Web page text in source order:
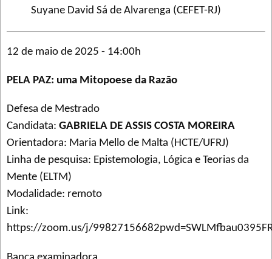
Suyane David Sá de Alvarenga (CEFET-RJ)
12 de maio de 2025 - 14:00h
PELA PAZ: uma Mitopoese da Razão
Defesa de Mestrado
Candidata: GABRIELA DE ASSIS COSTA MOREIRA
Orientadora: Maria Mello de Malta (HCTE/UFRJ)
Linha de pesquisa: Epistemologia, Lógica e Teorias da
Mente (ELTM)
Modalidade: remoto
Link:
https://zoom.us/j/